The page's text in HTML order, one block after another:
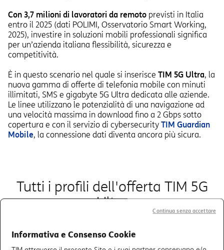
Con 3,7 milioni di lavoratori da remoto previsti in Italia
entro il 2025 (dati POLIMI, Osservatorio Smart Working,
2025), investire in soluzioni mobili professionali significa
per un’azienda italiana flessibilità, sicurezza e
competitività.
È in questo scenario nel quale si inserisce TIM 5G Ultra, la
nuova gamma di offerte di telefonia mobile con minuti
illimitati, SMS e gigabyte 5G Ultra dedicata alle aziende.
Le linee utilizzano le potenzialità di una navigazione ad
una velocità massima in download fino a 2 Gbps sotto
copertura e con il servizio di cybersecurity TIM Guardian
Mobile, la connessione dati diventa ancora più sicura.
Tutti i profili dell'offerta TIM 5G
Ultra
Informativa e Consenso Cookie
Continua senza accettare